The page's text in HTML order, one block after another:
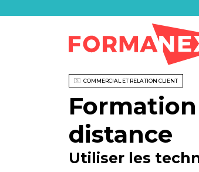
COMMERCIAL ET RELATION CLIENT
distance
Utiliser les